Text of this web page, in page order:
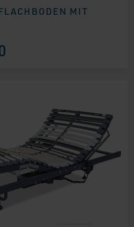
MIT